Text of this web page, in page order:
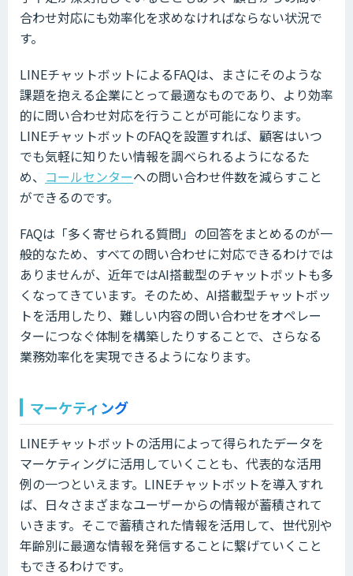
合わせ対応にも効率化を求めなければならない状況で
す。
LINEチャットボットによるFAQは、まさにそのような
課題を抱える企業にとって最適なものであり、より効率
的に問い合わせ対応を行うことが可能になります。
LINEチャットボットのFAQを設置すれば、顧客はいつ
でも気軽に知りたい情報を調べられるようになるた
め、 コールセンターへの問い合わせ件数を減らすこと
ができるのです。
FAQは「多く寄せられる質問」の回答をまとめるのが一
般的なため、すべての問い合わせに対応できるわけでは
ありませんが、近年ではAI搭載型のチャットボットも多
くなってきています。そのため、AI搭載型チャットボッ
トを活用したり、難しい内容の問い合わせをオペレー
ターにつなぐ体制を構築したりすることで、さらなる
業務効率化を実現できるようになります。
マーケティング
LINEチャットボットの活用によって得られたデータを
マーケティングに活用していくことも、代表的な活用
例の一つといえます。LINEチャットボットを導入すれ
ば、日々さまざまなユーザーからの情報が蓄積されて
いきます。そこで蓄積された情報を活用して、世代別や
年齢別に最適な情報を発信することに繋げていくこと
もできるわけです。